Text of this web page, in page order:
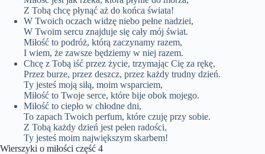
Z Tobą chcę płynąć aż do końca świata!
W Twoich oczach widzę niebo pełne nadziei,
W Twoim sercu znajduje się cały mój świat.
Miłość to podróż, którą zaczynamy razem,
I wiem, że zawsze będziemy w niej razem.
Chcę z Tobą iść przez życie, trzymając Cię za rękę,
Przez burze, przez deszcz, przez każdy trudny dzień.
Ty jesteś moją siłą, moim wsparciem,
Miłość to Twoje serce, które bije obok mojego.
Miłość to ciepło w chłodne dni,
To zapach Twoich perfum, które czuję przy sobie.
Z Tobą każdy dzień jest pełen radości,
Ty jesteś moim największym skarbem!
Wierszyki o miłości część 4